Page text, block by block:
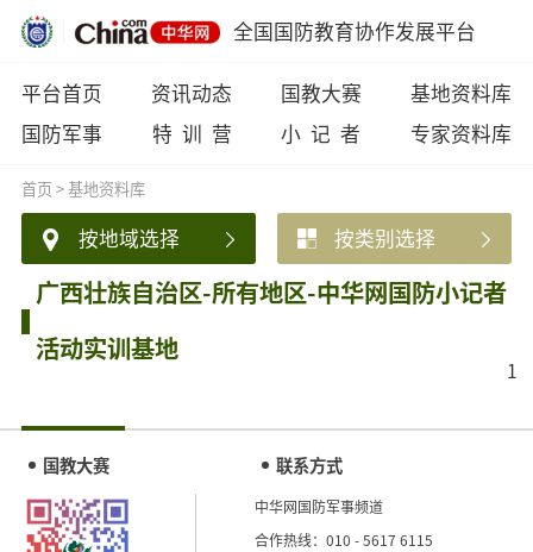
全国国防教育协作发展平台
平台首页 资讯动态 国教大赛
基地资料库
国防军事
特 训 营 小 记 者 专家资料库
首页>基地资料库
按地域选择 按类别选择
广西壮族自治区-所有地区-中华网国防小记者
活动实训基地
1
国教大赛 联系方式
中华网国防军事频道
合作热线：010 - 5617 6115